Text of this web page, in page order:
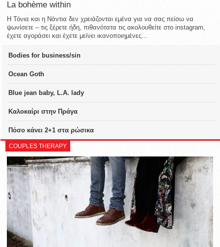
La bohème within
Η Τόνια και η Νάντια δεν χρειάζονται εμένα για να σας πείσω να
ψωνίσετε – τις ξέρετε ήδη, πιθανότατα τις ακολουθείτε στο instagram,
έχετε αγοράσει και έχετε μείνει ικανοποιημένες...
Bodies for business/sin
Ocean Goth
Blue jean baby, L.A. lady
Καλοκαίρι στην Πράγα
Πόσο κάνει 2+1 στα ρώσικα
COUPLES THERAPY